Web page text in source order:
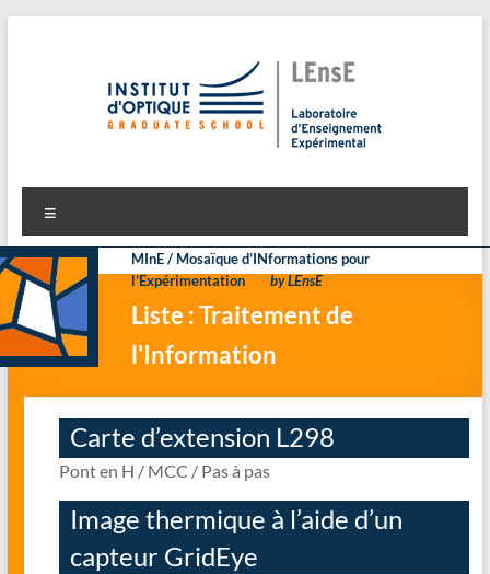
LEnsE
Laboratoire d'Enseignement Expérimental
MInE / Mosaïque d’INformations pour
l’Expérimentation
by LEnsE
Liste : Traitement de
l'Information
Carte d’extension L298
Pont en H / MCC / Pas à pas
Image thermique à l’aide d’un
capteur GridEye